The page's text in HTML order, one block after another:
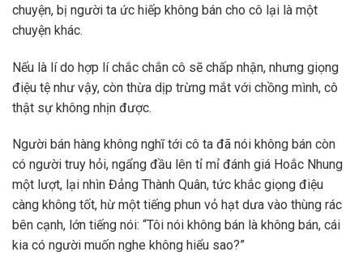
chuyện, bị người ta ức hiếp không bán cho cô lại là một
chuyện khác.
Nếu là lí do hợp lí chắc chắn cô sẽ chấp nhận, nhưng giọng
điệu tệ như vậy, còn thừa dịp trừng mắt với chồng mình, cô
thật sự không nhịn được.
Người bán hàng không nghĩ tới cô ta đã nói không bán còn
có người truy hỏi, ngẩng đầu lên tỉ mỉ đánh giá Hoắc Nhung
một lượt, lại nhìn Đảng Thành Quân, tức khắc giọng điệu
càng không tốt, hừ một tiếng phun vỏ hạt dưa vào thùng rác
bên cạnh, lớn tiếng nói: “Tôi nói không bán là không bán, cái
kia có người muốn nghe không hiểu sao?”